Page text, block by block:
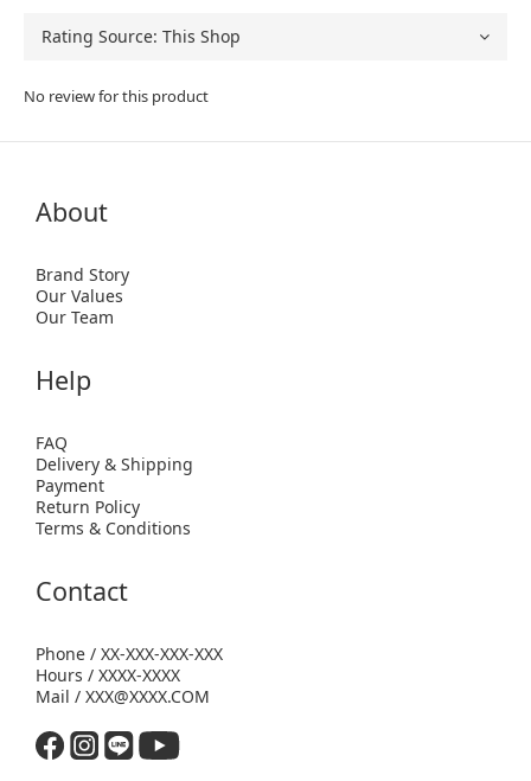
No review for this product
About
Brand Story
Our Values
Our Team
Help
FAQ
Delivery & Shipping
Payment
Return Policy
Terms & Conditions
Contact
Phone / XX-XXX-XXX-XXX
Hours / XXXX-XXXX
Mail / XXX@XXXX.COM